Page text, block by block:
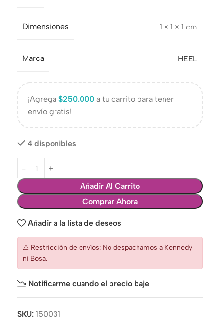
Dimensiones 1 × 1 × 1 cm
Marca HEEL
¡Agrega $250.000 a tu carrito para tener
envío gratis!
4 disponibles
Añadir Al Carrito
Comprar Ahora
Añadir a la lista de deseos
⚠️ Restricción de envíos: No despachamos a Kennedy
ni Bosa.
Notificarme cuando el precio baje
SKU: 150031